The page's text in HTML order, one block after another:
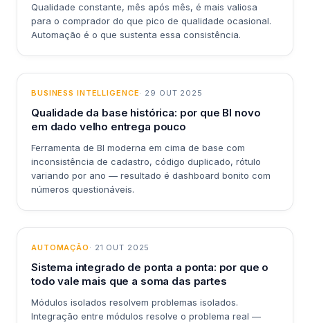
Qualidade constante, mês após mês, é mais valiosa
para o comprador do que pico de qualidade ocasional.
Automação é o que sustenta essa consistência.
BUSINESS INTELLIGENCE· 29 OUT 2025
Qualidade da base histórica: por que BI novo
em dado velho entrega pouco
Ferramenta de BI moderna em cima de base com
inconsistência de cadastro, código duplicado, rótulo
variando por ano — resultado é dashboard bonito com
números questionáveis.
AUTOMAÇÃO · 21 OUT 2025
Sistema integrado de ponta a ponta: por que o
todo vale mais que a soma das partes
Módulos isolados resolvem problemas isolados.
Integração entre módulos resolve o problema real —